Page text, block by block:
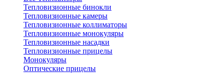
Тепловизионные бинокли
Тепловизионные камеры
Тепловизионные коллиматоры
Тепловизионные монокуляры
Тепловизионные насадки
Тепловизионные прицелы
Монокуляры
Оптические прицелы